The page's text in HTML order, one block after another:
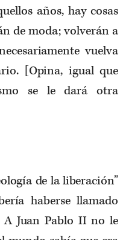
años, hay cosas
de moda; volverán a
vuelva
[Opina, igual que
se le dará otra
de la liberación”
haberse llamado
A Juan Pablo II no le